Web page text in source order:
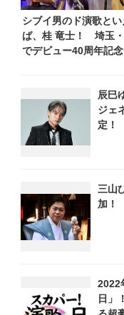
シブイ男のド演歌とい
ば、桂 竜士！ 埼玉
でデビュー40周年記
辰巳
ジェ
定！
三山
加！
2022
日」